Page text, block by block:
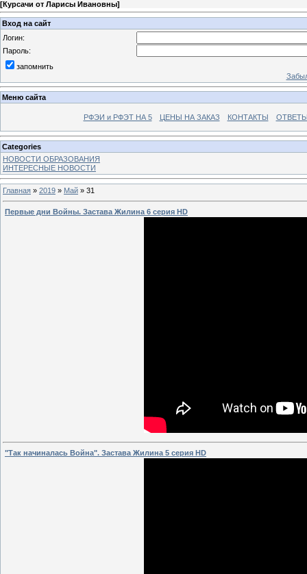
[Курсачи от Ларисы Ивановны]
Вход на сайт
Логин:
Пароль:
запомнить
Меню сайта
РФЭИ и РФЭТ НА 5 ЦЕНЫ НА ЗАКАЗ КОНТАКТЫ
Categories
НОВОСТИ ОБРАЗОВАНИЯ
ИНТЕРЕСНЫЕ НОВОСТИ
Главная » 2019 » Май » 31
Первые дни Войны. Застава Жилина 6 серия HD
"Так начиналась Война". Застава Жилина 5 серия HD